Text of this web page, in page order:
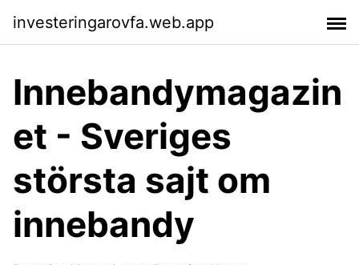
investeringarovfa.web.app
Innebandymagazin
et - Sveriges
största sajt om
innebandy